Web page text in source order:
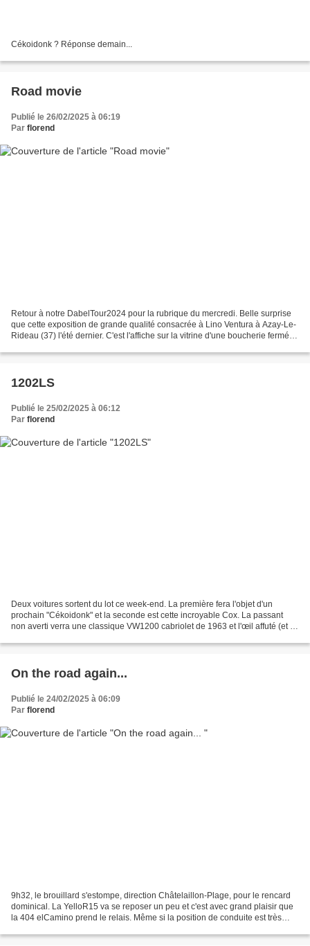
Cékoidonk ? Réponse demain...
Road movie
Publié le 26/02/2025 à 06:19
Par florend
Retour à notre DabelTour2024 pour la rubrique du mercredi. Belle surprise
que cette exposition de grande qualité consacrée à Lino Ventura à Azay-Le-
Rideau (37) l'été dernier. C'est l'affiche sur la vitrine d'une boucherie fermée
1202LS
Publié le 25/02/2025 à 06:12
Par florend
Deux voitures sortent du lot ce week-end. La première fera l'objet d'un
prochain "Cékoidonk" et la seconde est cette incroyable Cox. La passant
non averti verra une classique VW1200 cabriolet de 1963 et l'œil affuté (et la
On the road again...
Publié le 24/02/2025 à 06:09
Par florend
9h32, le brouillard s'estompe, direction Châtelaillon-Plage, pour le rencard
dominical. La YelloR15 va se reposer un peu et c'est avec grand plaisir que
la 404 elCamino prend le relais. Même si la position de conduite est très